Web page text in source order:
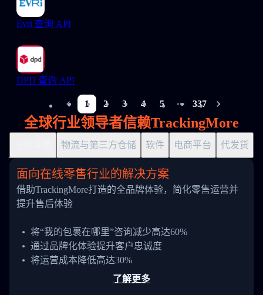
Evri 查询 API
DPD 查询 API
1 2 3 4 5
More pages
337
全球行业领导者信赖TrackingMore
物流与第三方仓储 软件 电商平台 代发货
面向在线零售行业的解决方案
借助TrackingMore打造的全品牌体验，简化零售运营并
提升售后体验
将“我的包裹在哪里”咨询减少高达60%
通过品牌化体验提升客户忠诚度
将运营成本降低高达30%
了解更多